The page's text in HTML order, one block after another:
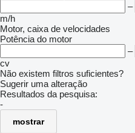
–
m/h
Motor, caixa de velocidades
Potência do motor
–
cv
Não existem filtros suficientes?
Sugerir uma alteração
Resultados da pesquisa:
-
mostrar